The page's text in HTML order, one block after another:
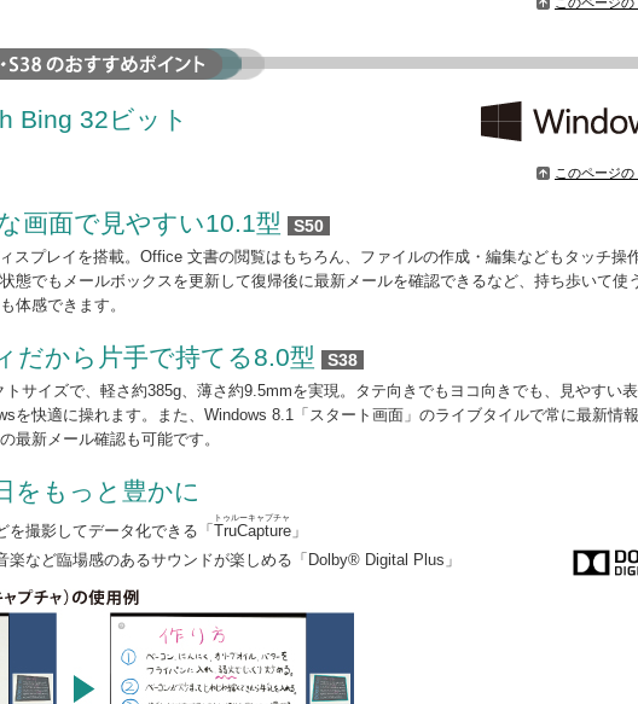
Bing 32ビット
このページ
画面で見やすい10.1型 S50
スプレイを搭載。Office 文書の閲覧はもちろん、ファイルの作成・編集などもタッチ操
態でもメールボックスを更新して復帰後に最新メールを確認できるなど、持ち歩いて使
体感できます。
だから片手で持てる8.0型 S38
トサイズで、軽さ約385g、薄さ約9.5mmを実現。タテ向きでもヨコ向きでも、見やすい
を快適に操れます。また、Windows 8.1「スタート画面」のライブタイルで常に最新情
最新メール確認も可能です。
をもっと豊かに
を撮影してデータ化できる「 TruCapture
トゥルーキャプチャ
」
楽など臨場感のあるサウンドが楽しめる「Dolby® Digital Plus」